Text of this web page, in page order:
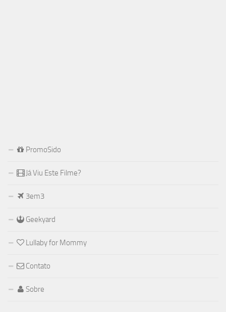
PromoSido
Já Viu Este Filme?
3em3
Geekyard
Lullaby for Mommy
Contato
Sobre